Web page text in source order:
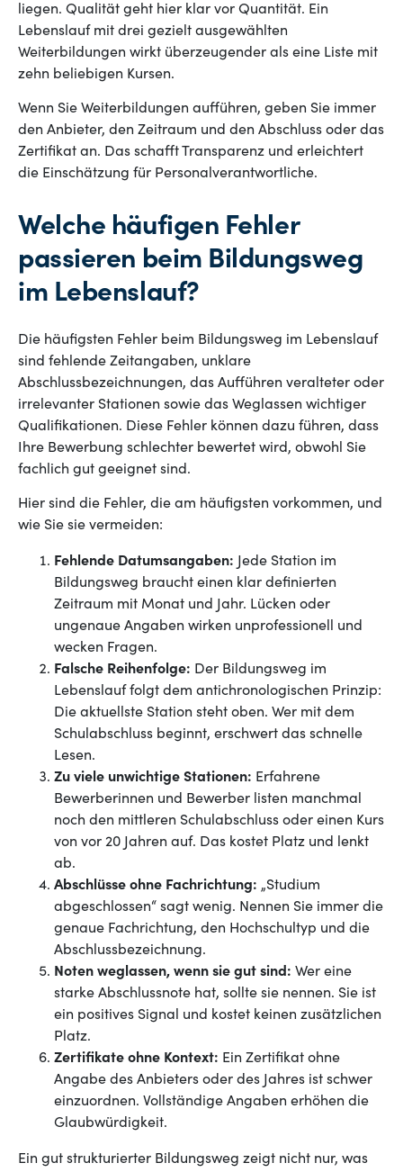
liegen. Qualität geht hier klar vor Quantität. Ein
Lebenslauf mit drei gezielt ausgewählten
Weiterbildungen wirkt überzeugender als eine Liste mit
zehn beliebigen Kursen.
Wenn Sie Weiterbildungen aufführen, geben Sie immer
den Anbieter, den Zeitraum und den Abschluss oder das
Zertifikat an. Das schafft Transparenz und erleichtert
die Einschätzung für Personalverantwortliche.
Welche häufigen Fehler
passieren beim Bildungsweg
im Lebenslauf?
Die häufigsten Fehler beim Bildungsweg im Lebenslauf
sind fehlende Zeitangaben, unklare
Abschlussbezeichnungen, das Aufführen veralteter oder
irrelevanter Stationen sowie das Weglassen wichtiger
Qualifikationen. Diese Fehler können dazu führen, dass
Ihre Bewerbung schlechter bewertet wird, obwohl Sie
fachlich gut geeignet sind.
Hier sind die Fehler, die am häufigsten vorkommen, und
wie Sie sie vermeiden:
Fehlende Datumsangaben: Jede Station im
Bildungsweg braucht einen klar definierten
Zeitraum mit Monat und Jahr. Lücken oder
ungenaue Angaben wirken unprofessionell und
wecken Fragen.
Falsche Reihenfolge: Der Bildungsweg im
Lebenslauf folgt dem antichronologischen Prinzip:
Die aktuellste Station steht oben. Wer mit dem
Schulabschluss beginnt, erschwert das schnelle
Lesen.
Zu viele unwichtige Stationen: Erfahrene
Bewerberinnen und Bewerber listen manchmal
noch den mittleren Schulabschluss oder einen Kurs
von vor 20 Jahren auf. Das kostet Platz und lenkt
ab.
Abschlüsse ohne Fachrichtung: „Studium
abgeschlossen“ sagt wenig. Nennen Sie immer die
genaue Fachrichtung, den Hochschultyp und die
Abschlussbezeichnung.
Noten weglassen, wenn sie gut sind: Wer eine
starke Abschlussnote hat, sollte sie nennen. Sie ist
ein positives Signal und kostet keinen zusätzlichen
Platz.
Zertifikate ohne Kontext: Ein Zertifikat ohne
Angabe des Anbieters oder des Jahres ist schwer
einzuordnen. Vollständige Angaben erhöhen die
Glaubwürdigkeit.
Ein gut strukturierter Bildungsweg zeigt nicht nur, was